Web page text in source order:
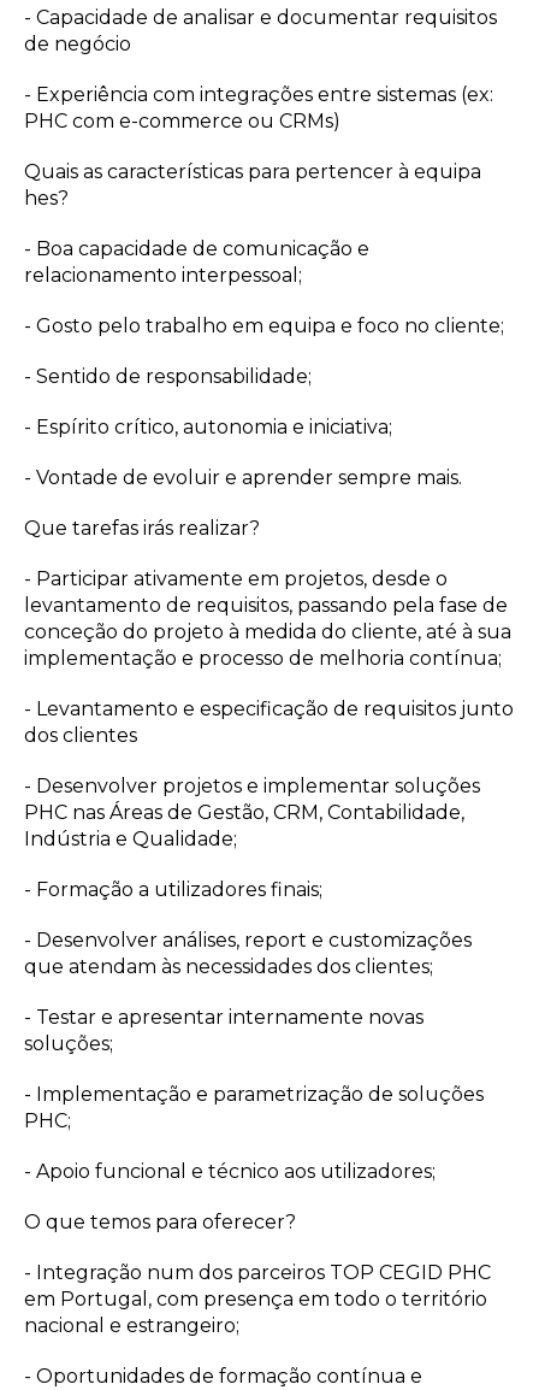
- Capacidade de analisar e documentar requisitos
de negócio
- Experiência com integrações entre sistemas (ex:
PHC com e-commerce ou CRMs)
Quais as características para pertencer à equipa
hes?
- Boa capacidade de comunicação e
relacionamento interpessoal;
- Gosto pelo trabalho em equipa e foco no cliente;
- Sentido de responsabilidade;
- Espírito crítico, autonomia e iniciativa;
- Vontade de evoluir e aprender sempre mais.
Que tarefas irás realizar?
- Participar ativamente em projetos, desde o
levantamento de requisitos, passando pela fase de
conceção do projeto à medida do cliente, até à sua
implementação e processo de melhoria contínua;
- Levantamento e especificação de requisitos junto
dos clientes
- Desenvolver projetos e implementar soluções
PHC nas Áreas de Gestão, CRM, Contabilidade,
Indústria e Qualidade;
- Formação a utilizadores finais;
- Desenvolver análises, report e customizações
que atendam às necessidades dos clientes;
- Testar e apresentar internamente novas
soluções;
- Implementação e parametrização de soluções
PHC;
- Apoio funcional e técnico aos utilizadores;
O que temos para oferecer?
- Integração num dos parceiros TOP CEGID PHC
em Portugal, com presença em todo o território
nacional e estrangeiro;
- Oportunidades de formação contínua e